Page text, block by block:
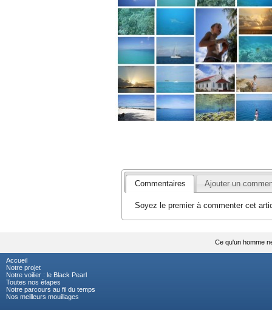
Commentaires Ajouter un
Soyez le premier à commenter cet
Ce qu'un homme
Accueil
Notre projet
Notre voilier : le Black Pearl
Toutes nos étapes
Notre parcours au fil du temps
Nos meilleurs mouillages